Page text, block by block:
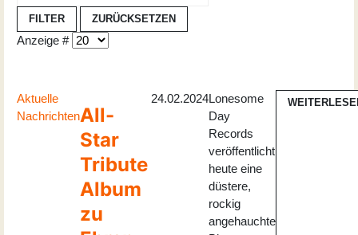
FILTER ZURÜCKSETZEN
Anzeige #
Aktuelle
NachrichtenAll-
Star
Tribute
Album
zu
24.02.2024Lonesome
Day
Records
veröffentlicht
heute eine
düstere,
rockig
angehauchte